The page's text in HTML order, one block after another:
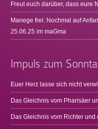
Freut euch darüber, dass eure
Manege frei: Nochmal auf
25.06.25 im maGma
Impuls zum
Euer Herz lasse sich nicht
Das Gleichnis vom Pharisäer
Das Gleichnis vom Richter und